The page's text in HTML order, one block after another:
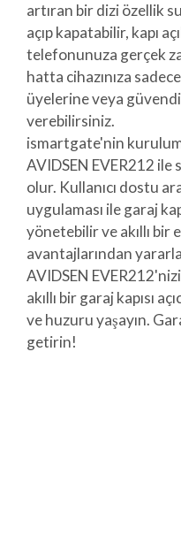
artıran bir dizi özellik
açıp kapatabilir, kapı
telefonunuza gerçek
hatta cihazınıza
üyelerine veya
verebilirsiniz.
ismartgate'nin
AVIDSEN EVER212
olur. Kullanıcı dostu
uygulaması ile garaj
yönetebilir ve akıllı bir
avantajlarından
AVIDSEN
akıllı bir garaj kapısı
ve huzuru yaşayın.
getirin!